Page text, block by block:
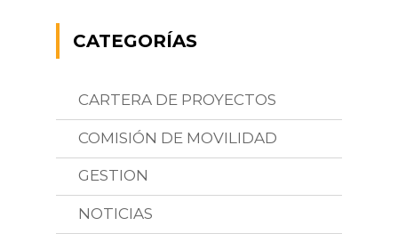
CATEGORÍAS
CARTERA DE PROYECTOS
COMISIÓN DE MOVILIDAD
GESTION
NOTICIAS